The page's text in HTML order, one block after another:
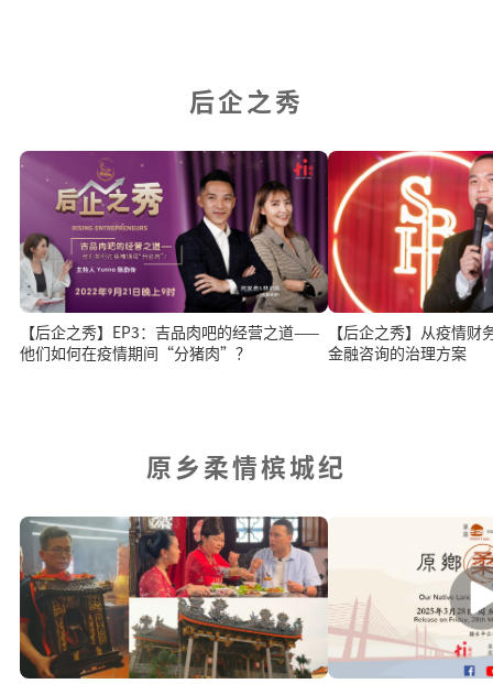
后企之秀
【后企之秀】EP3：吉品肉吧的经营之道——
他们如何在疫情期间“分猪肉”？
【后企之秀】从疫情
金融咨询的治理方案
原乡柔情槟城纪